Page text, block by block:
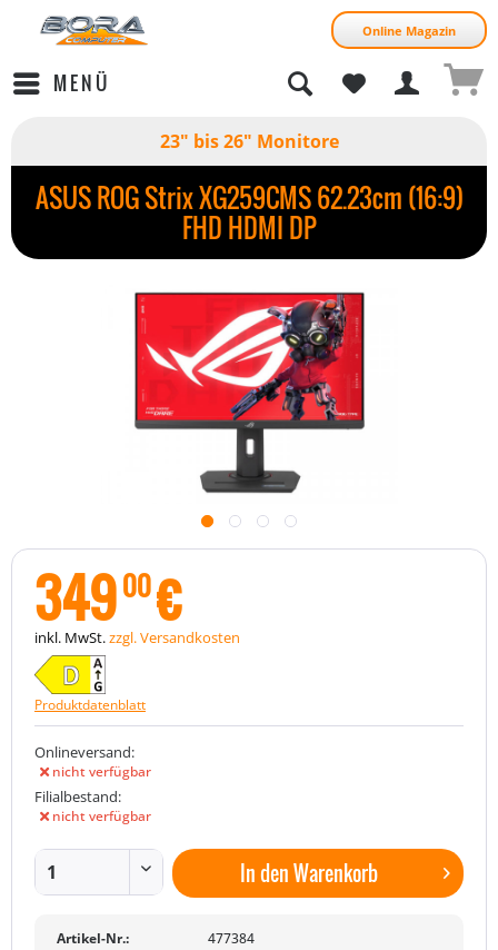
Online Magazin
MENÜ
23" bis 26" Monitore
ASUS ROG Strix XG259CMS 62.23cm (16:9)
FHD HDMI DP
34900€
inkl. MwSt.zzgl. Versandkosten
Produktdatenblatt
Onlineversand:
nicht verfügbar
Filialbestand:
nicht verfügbar
In denWarenkorb
Artikel-Nr.:
477384